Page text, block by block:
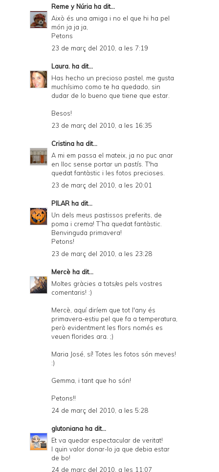
Reme y Núria ha dit...
Això és una amiga i no el que hi ha pel
món ja ja ja,
Petons
23 de març del 2010, a les 7:19
Laura. ha dit...
Has hecho un precioso pastel, me gusta
muchísimo como te ha quedado, sin
dudar de lo bueno que tiene que estar.
Besos!
23 de març del 2010, a les 16:35
Cristina ha dit...
A mi em passa el mateix, ja no puc anar
en lloc sense portar un pastís. T'ha
quedat fantàstic i les fotos precioses.
23 de març del 2010, a les 20:01
PILAR ha dit...
Un dels meus pastissos preferits, de
poma i crema! T´ha quedat fantàstic.
Benvinguda primavera!
Petons!
23 de març del 2010, a les 23:28
Mercè ha dit...
Moltes gràcies a tots/es pels vostres
comentaris! :)
Mercè, aquí diríem que tot l'any és
primavera-estiu pel que fa a temperatura,
però evidentment les flors només es
veuen florides ara. ;)
Maria José, sí! Totes les fotos són meves!
:)
Gemma, i tant que ho són!
Petons!!
24 de març del 2010, a les 5:28
glutoniana ha dit...
Et va quedar espectacular de veritat!
I quin valor donar-lo ja que debia estar
de bo!
24 de març del 2010, a les 11:07